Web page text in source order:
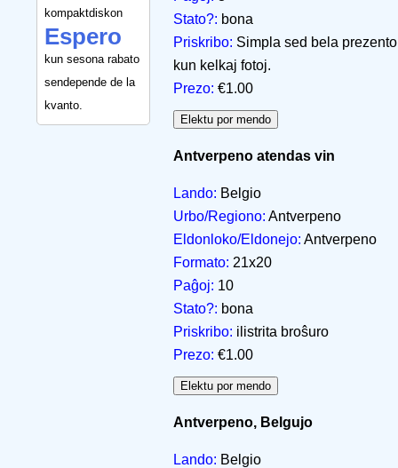
kompaktdiskon
Espero
kun sesona rabato
sendepende de la
kvanto.
Stato?: bona
Priskribo: Simpla sed bela
kun kelkaj fotoj.
Prezo: €1.00
Antverpeno atendas vin
Lando: Belgio
Urbo/Regiono: Antverpeno
Eldonloko/Eldonejo: Antverpeno
Formato: 21x20
Paĝoj: 10
Stato?: bona
Priskribo: ilistrita broŝuro
Prezo: €1.00
Antverpeno, Belgujo
Lando: Belgio